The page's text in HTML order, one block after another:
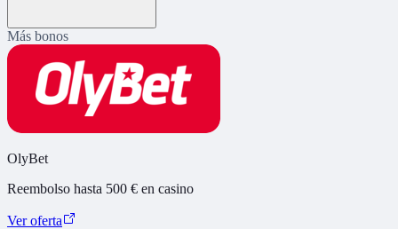
Más bonos
OlyBet
Reembolso hasta 500 € en casino
Ver oferta